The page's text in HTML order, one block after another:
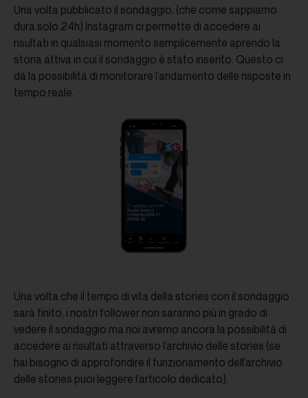
Una volta pubblicato il sondaggio, (che come sappiamo
dura solo 24h) Instagram ci permette di accedere ai
risultati in qualsiasi momento semplicemente aprendo la
storia attiva in cui il sondaggio è stato inserito. Questo ci
dà la possibilità di monitorare l’andamento delle risposte in
tempo reale.
Una volta che il tempo di vita della stories con il sondaggio
sarà finito, i nostri follower non saranno più in grado di
vedere il sondaggio ma noi avremo ancora la possibilità di
accedere ai risultati attraverso l’archivio delle stories (se
hai bisogno di approfondire il funzionamento dell’archivio
delle stories puoi leggere l’articolo dedicato).